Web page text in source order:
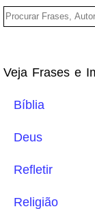
Veja Frases e
Bíblia
Deus
Refletir
Religião